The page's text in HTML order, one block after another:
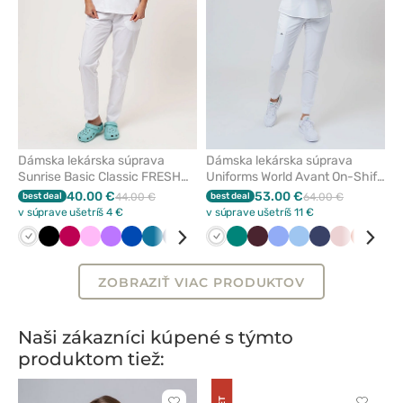
Dámska lekárska súprava
Sunrise Basic Classic FRESH
biela
best deal 40.00 €44.00 €
v súprave ušetríš 4 €
BielaČiernaSlivkováRužováFialováKrálovska
KaribskáNámornícky
ZelenáBurgundová
ModráLevandulová
Dámska lekárska súprava
Uniforms World Avant On-Shift
biela
best deal 53.00 €64.00 €
v súprave ušetríš 11 €
BielaZelenáBurgundová
KlasickaModráNámornícky
Pastelová
ZOBRAZIŤ VIAC PRODUKTOV
Naši zákazníci kúpené s týmto
produktom tiež: